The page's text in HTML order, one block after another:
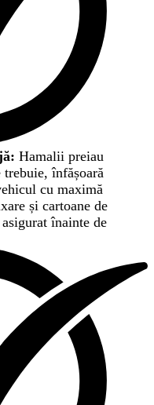
Hamalii preiau
trebuie, înfășoară
cu maximă
și cartoane de
înainte de